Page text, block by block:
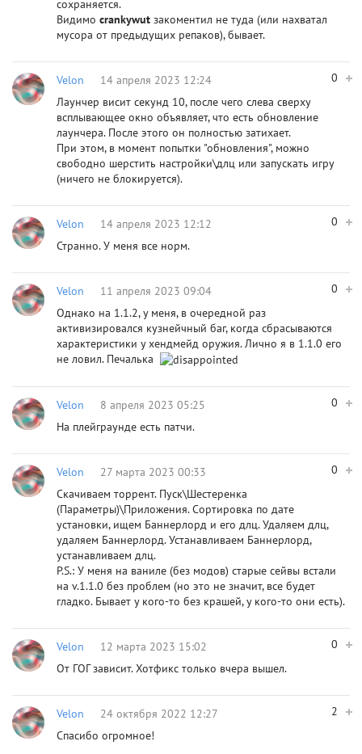
сохраняется.
Видимо crankywut закоментил не туда (или нахватал
мусора от предыдущих репаков), бывает.
0
Velon
14 апреля 2023 12:24
Лаунчер висит секунд 10, после чего слева сверху
всплывающее окно объявляет, что есть обновление
лаунчера. После этого он полностью затихает.
При этом, в момент попытки "обновления", можно
свободно шерстить настройки\длц или запускать игру
(ничего не блокируется).
0
Velon
14 апреля 2023 12:12
Странно. У меня все норм.
0
Velon
11 апреля 2023 09:04
Однако на 1.1.2, у меня, в очередной раз
активизировался кузнейчный баг, когда сбрасываются
характеристики у хендмейд оружия. Лично я в 1.1.0 его
не ловил. Печалька
0
Velon
8 апреля 2023 05:25
На плейграунде есть патчи.
0
Velon
27 марта 2023 00:33
Скачиваем торрент. Пуск\Шестеренка
(Параметры)\Приложения. Сортировка по дате
установки, ищем Баннерлорд и его длц. Удаляем длц,
удаляем Баннерлорд. Устанавливаем Баннерлорд,
устанавливаем длц.
P.S.: У меня на ваниле (без модов) старые сейвы встали
на v.1.1.0 без проблем (но это не значит, все будет
гладко. Бывает у кого-то без крашей, у кого-то они есть).
0
Velon
12 марта 2023 15:02
От ГОГ зависит. Хотфикс только вчера вышел.
2
Velon
24 октября 2022 12:27
Спасибо огромное!